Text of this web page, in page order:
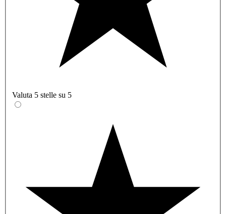
Valuta 5 stelle su 5